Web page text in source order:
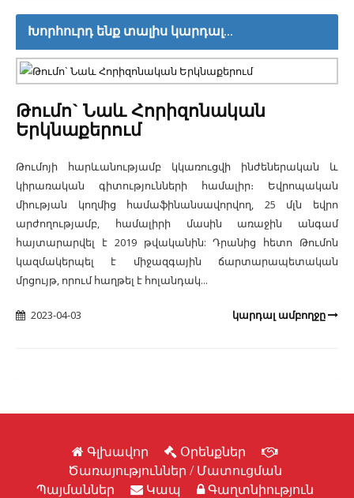
Խորհուրդ ենք տալիս կարդալ...
Թումո` Նաև Հորիզոնական
Երկնաքերում
Թումոյի հարևանությամբ կկառուցվի ինժեներական և
կիրառական գիտությունների համալիր։ Եվրոպական
միության կողմից համաֆինանսավորվող, 25 մլն եվրո
արժողությամբ, համալիրի մասին առաջին անգամ
հայտարարվել է 2019 թվականին: Դրանից հետո Թումոն
կազմակերպել է միջազգային ճարտարապետական
մրցույթ, որում հաղթել է հոլանդակ...
2023-04-03 կարդալ ամբողջը
Գլխավոր
Օրենքներ
Ծառայություններ / Մատուցման
Պայմաններ
Կապ Գաղտնիություն